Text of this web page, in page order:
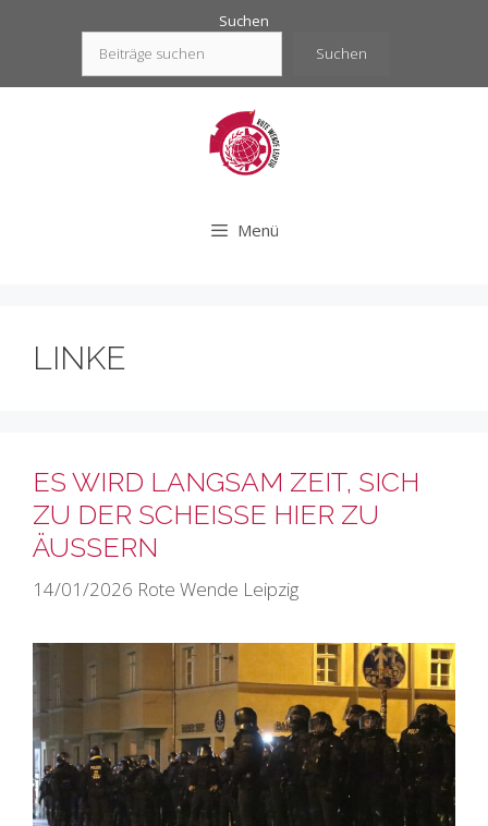
Suchen
Suchen
Menü
LINKE
ES WIRD LANGSAM ZEIT, SICH
ZU DER SCHEISSE HIER ZU Ä
USSERN
14/01/2026 Rote Wende Leipzig